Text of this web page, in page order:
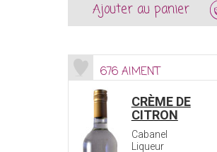
Ajouter au panier
676 AIMENT
CRÈME DE
CITRON
Cabanel
Liqueur